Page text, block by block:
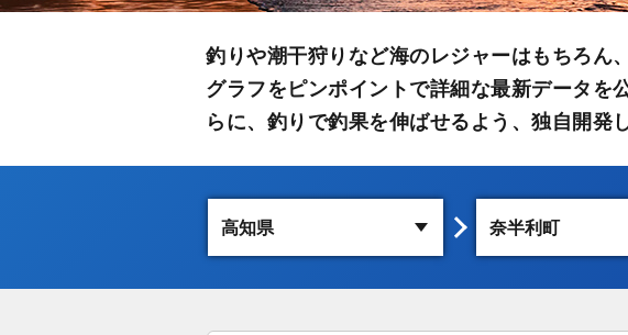
釣りや潮干狩りなど海のレジャーはもちろん
グラフをピンポイントで詳細な最新データを
らに、釣りで釣果を伸ばせるよう、独自開発